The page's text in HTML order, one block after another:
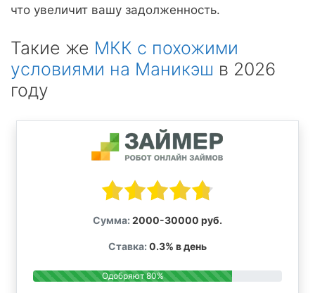
что увеличит вашу задолженность.
Такие же МКК с похожими
условиями на Маникэш в 2026
году
Сумма: 2000-30000 руб.
Ставка: 0.3% в день
Одобряют 80%